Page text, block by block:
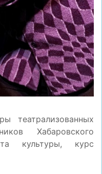
театрализованных
Хабаровского
культуры, курс